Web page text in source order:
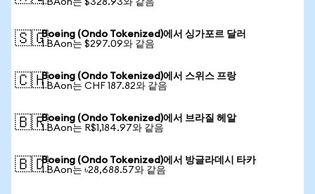
1 BAon는 $328.93와 같음
🇸🇬Boeing (Ondo Tokenized)에서 싱가포르 달러
1 BAon는 $297.09와 같음
🇨🇭Boeing (Ondo Tokenized)에서 스위스 프랑
1 BAon는 CHF 187.82와 같음
🇧🇷Boeing (Ondo Tokenized)에서 브라질 헤알
1 BAon는 R$1,184.97와 같음
🇧🇩Boeing (Ondo Tokenized)에서 방글라데시 타카
1 BAon는 ৳28,688.57와 같음